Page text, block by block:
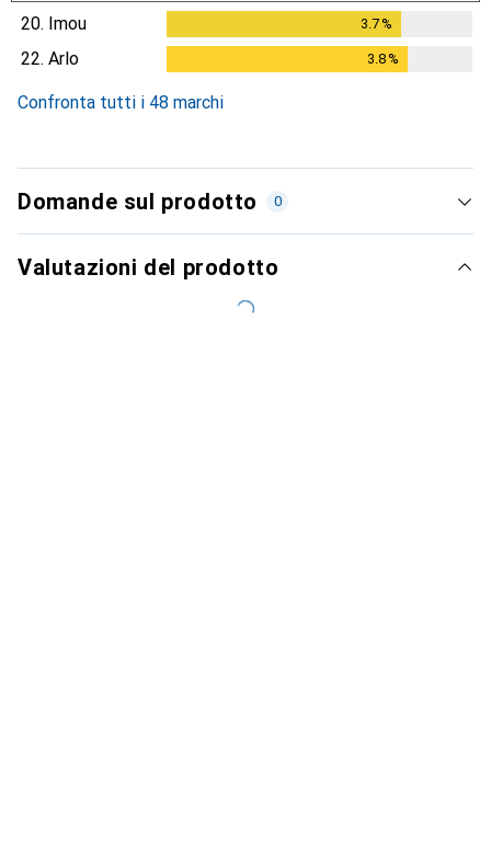
20. Imou 3.7%
22. Arlo 3.8%
Confronta tutti i 48 marchi
Domande sul prodotto 0
Valutazioni del prodotto